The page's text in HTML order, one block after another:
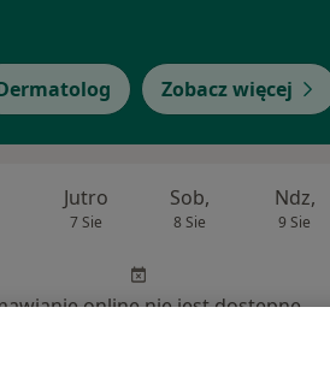
Zobacz więcej
Jutro
7 Sie
Sob,
8 Sie
Ndz,
9 Sie
online nie jest dostępne